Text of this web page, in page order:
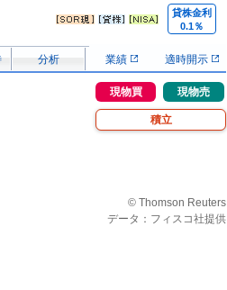
貸株金利
0.1％
分析 業績 適時開示
現物買 現物売
積立
© Thomson Reuters
データ：フィスコ社提供